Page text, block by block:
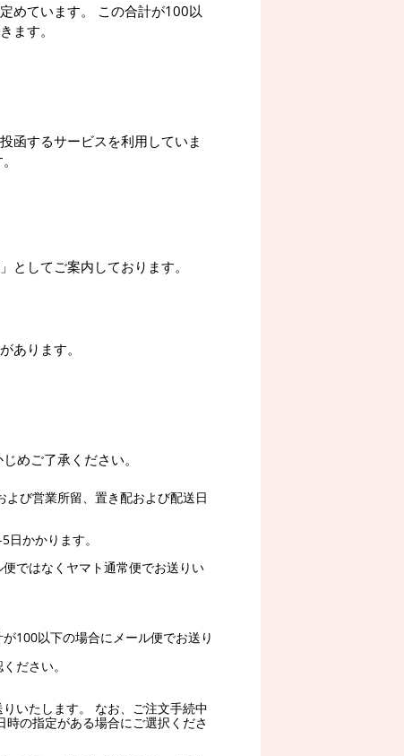
めています。 この合計が100以
ます。
函するサービスを利用していま
としてご案内しております。
あります。
めご了承ください。
び営業所留、置き配および配送日
かかります。
ではなくヤマト通常便でお送りい
100以下の場合にメール便でお送り
ださい。
いたします。 なお、ご注文手続中
の指定がある場合にご選択くださ